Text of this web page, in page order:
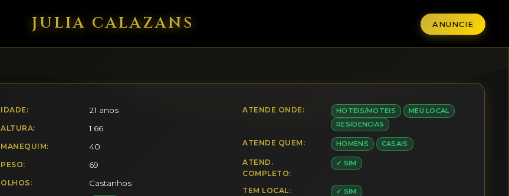
JULIA CALAZANS ANUNCIE
IDADE: 21 anos
ALTURA: 1.66
MANEQUIM: 40
PESO: 69
OLHOS: Castanhos
ATENDE ONDE: HOTEIS/MOTEIS
MEU LOCAL
RESIDENCIAS
ATENDE QUEM: HOMENS CASAIS
ATEND.
COMPLETO:
✓ SIM
TEM LOCAL: ✓ SIM